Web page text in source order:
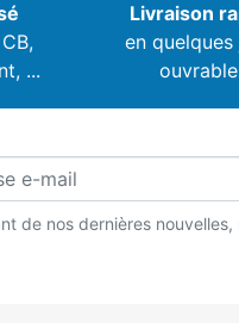
CB,
...
Livraison
en quelques
de nos dernières nouvelles,